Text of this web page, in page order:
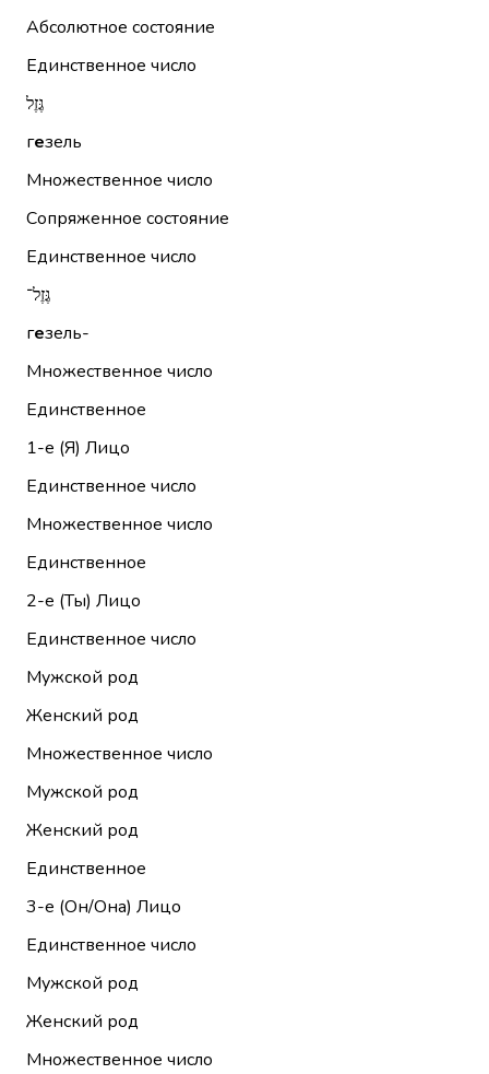
Абсолютное состояние
Единственное число
גֶּזֶל
гезель
Множественное число
Сопряженное состояние
Единственное число
גֶּזֶל־
гезель-
Множественное число
Единственное
1-е (Я) Лицо
Единственное число
Множественное число
Единственное
2-е (Ты) Лицо
Единственное число
Мужской род
Женский род
Множественное число
Мужской род
Женский род
Единственное
3-е (Он/Она) Лицо
Единственное число
Мужской род
Женский род
Множественное число